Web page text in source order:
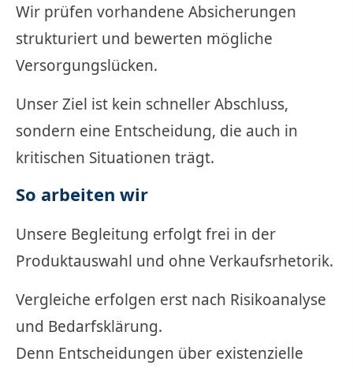
Wir prüfen vorhandene Absicherungen
strukturiert und bewerten mögliche
Versorgungslücken.
Unser Ziel ist kein schneller Abschluss,
sondern eine Entscheidung, die auch in
kritischen Situationen trägt.
So arbeiten wir
Unsere Begleitung erfolgt frei in der
Produktauswahl und ohne Verkaufsrhetorik.
Vergleiche erfolgen erst nach Risikoanalyse
und Bedarfsklärung.
Denn Entscheidungen über existenzielle